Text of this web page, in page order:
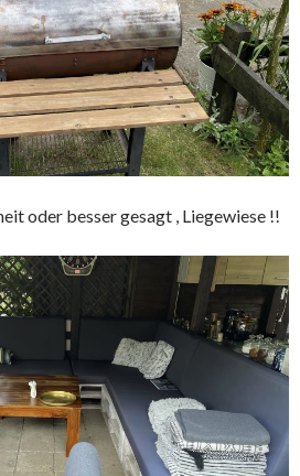
oder besser gesagt , Liegewiese !!